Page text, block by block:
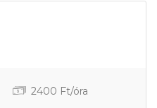
2400 Ft/óra